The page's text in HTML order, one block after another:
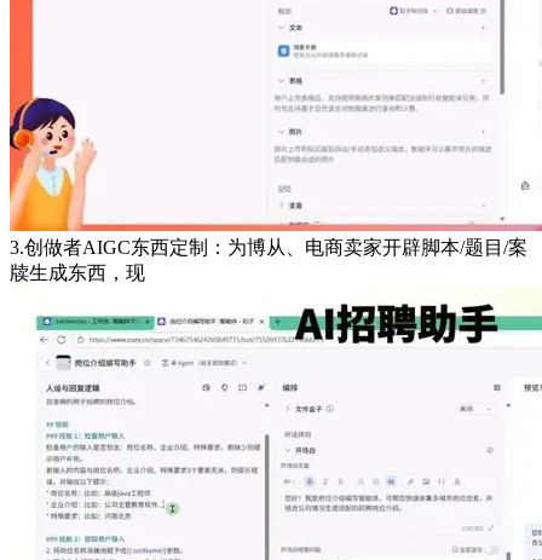
3.创做者AIGC东西定制：为博从、电商卖家开辟脚本/题目/案
牍生成东西，现